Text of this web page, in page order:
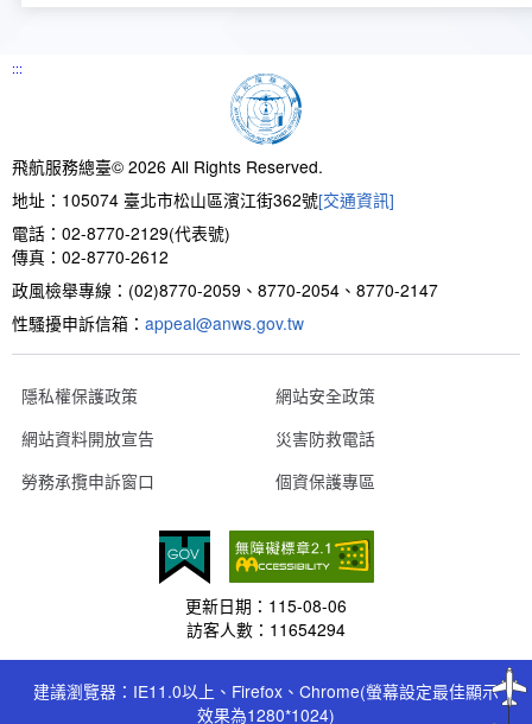
飛航服務總臺執行職務安全及衛生防護報告
:::
飛航服務總臺© 2026 All Rights Reserved.
地址：105074 臺北市松山區濱江街362號[交通資訊]
電話：02-8770-2129(代表號)
傳真：02-8770-2612
政風檢舉專線：(02)8770-2059、8770-2054、8770-2147
性騷擾申訴信箱： appeal@anws.gov.tw
隱私權保護政策
網站安全政策
網站資料開放宣告
災害防救電話
勞務承攬申訴窗口
個資保護專區
更新日期： 115-08-06
訪客人數： 11654294
建議瀏覽器：IE11.0以上、Firefox、Chrome(螢幕設定最佳顯示
效果為1280*1024)